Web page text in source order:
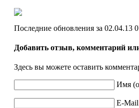
Последние обновления за 02.04.13
Добавить отзыв, комментарий
Здесь вы можете оставить
Имя
E-Mail